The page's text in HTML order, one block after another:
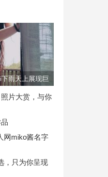
雨天上展现巨
片大赏，与你
网miko酱名字
，只为你呈现